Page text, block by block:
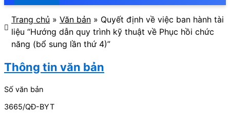
Trang chủ » Văn bản » Quyết định về việc ban hành tài
liệu “Hướng dẫn quy trình kỹ thuật về Phục hồi chức
năng (bổ sung lần thứ 4)”
Thông tin văn bản
Số văn bản
3665/QĐ-BYT